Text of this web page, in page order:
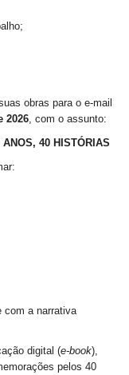
obras para o e-mail
2026, com o assunto:
40 HISTÓRIAS
com a narrativa
digital (e-book),
pelos 40